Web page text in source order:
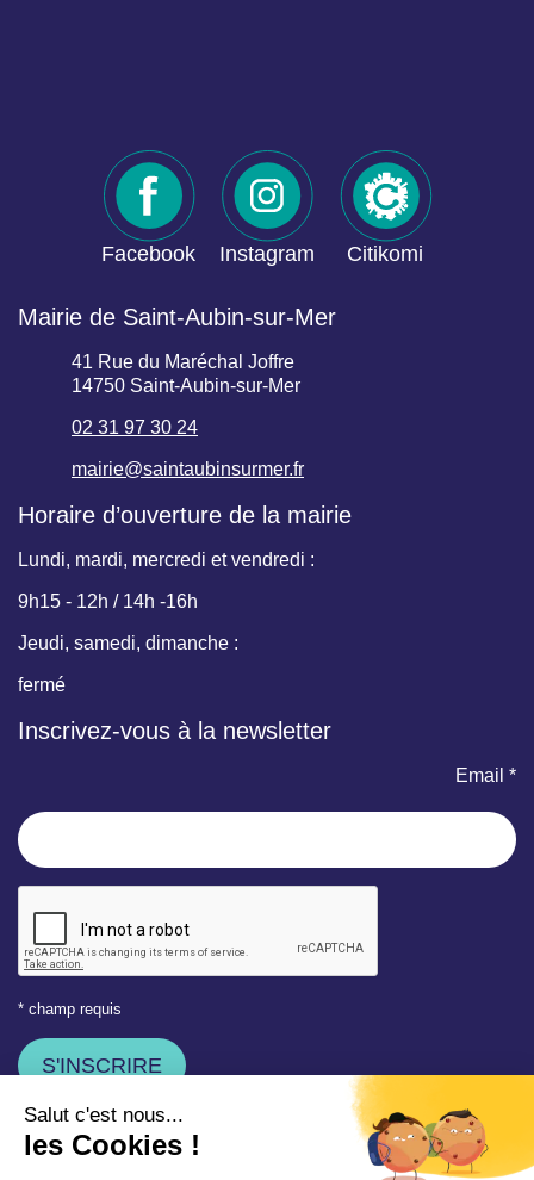
Facebook Instagram Citikomi
Mairie de Saint-Aubin-sur-Mer
41 Rue du Maréchal Joffre
14750 Saint-Aubin-sur-Mer
02 31 97 30 24
mairie@saintaubinsurmer.fr
Horaire d’ouverture de la mairie
Lundi, mardi, mercredi et vendredi :
9h15 - 12h / 14h -16h
Jeudi, samedi, dimanche :
fermé
Inscrivez-vous à la newsletter
Email *
* champ requis
Votre adresse e-mail est uniquement utilisée pour vous
envoyer les lettres d'information de la Mairie de Saint-Aubin-